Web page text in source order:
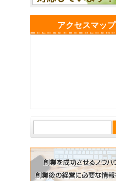
アクセスマップ